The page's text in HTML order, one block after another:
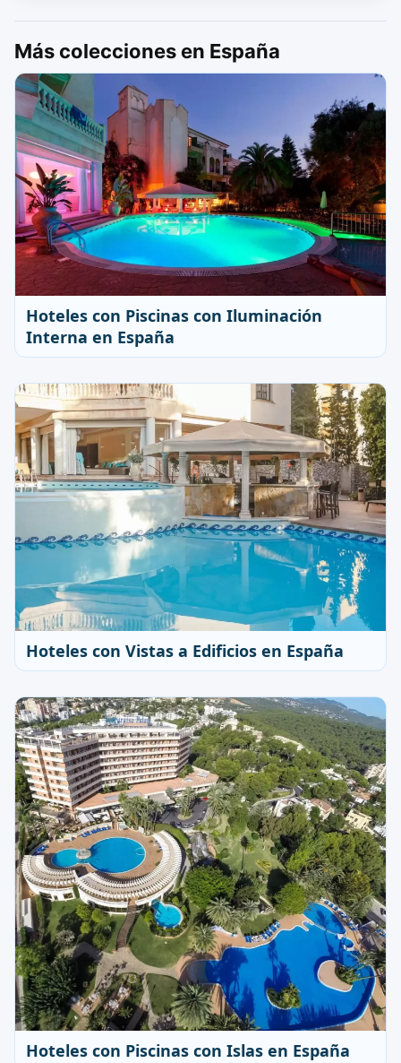
Más colecciones en España
Hoteles con Piscinas con Iluminación
Interna en España
Hoteles con Vistas a Edificios en España
Hoteles con Piscinas con Islas en España